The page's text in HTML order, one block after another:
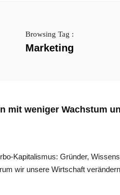
Browsing Tag :
Marketing
mit weniger Wachstum
Kapitalismus: Gründer,
wir unsere Wirtschaft